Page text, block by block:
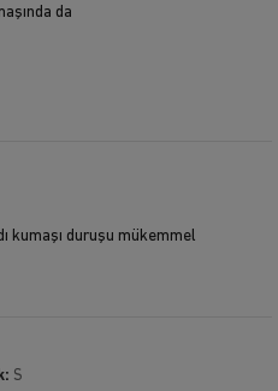
da
kumaşı duruşu mükemmel
S